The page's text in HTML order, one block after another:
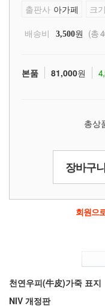
출판사 아가페 크기
배송비
3,500원 (총
본품 81,000원
총상
장바구
회원으
천연우피(牛皮)가죽 표지
NIV 개정판